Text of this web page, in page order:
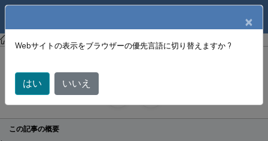
XenCenter XenCenter
仮想マシンのメモリ設定
June 18, 2024
X
この記事の概要
×
Webサイトの表示をブラウザーの優先言語に切り替えますか ?
はい いいえ